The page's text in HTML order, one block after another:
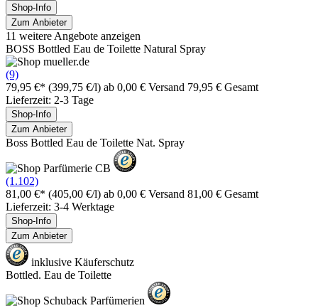
Shop-Info
Zum Anbieter
11 weitere Angebote anzeigen
BOSS Bottled Eau de Toilette Natural Spray
(9)
79,95 €* (399,75 €/l) ab 0,00 € Versand 79,95 € Gesamt
Lieferzeit: 2-3 Tage
Shop-Info
Zum Anbieter
Boss Bottled Eau de Toilette Nat. Spray
(1.102)
81,00 €* (405,00 €/l) ab 0,00 € Versand 81,00 € Gesamt
Lieferzeit: 3-4 Werktage
Shop-Info
Zum Anbieter
inklusive Käuferschutz
Bottled. Eau de Toilette